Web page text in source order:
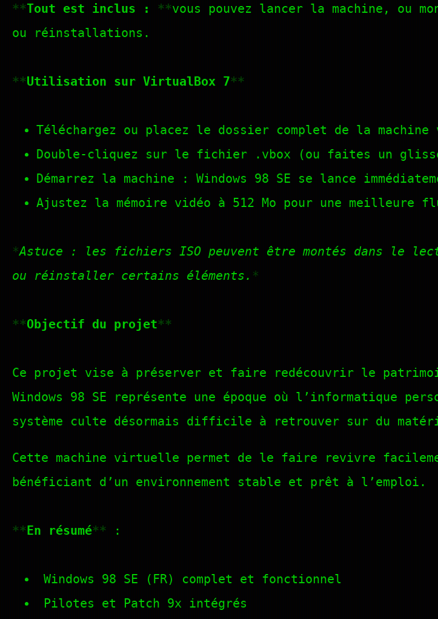
Tout est inclus :
vous pouvez lancer la machine, ou
ou réinstallations.
Utilisation sur VirtualBox 7
Téléchargez ou placez le dossier complet de la
Double-cliquez sur le fichier .vbox (ou faites un
Démarrez la machine : Windows 98 SE se lance
Ajustez la mémoire vidéo à 512 Mo pour une meilleure
Astuce : les fichiers ISO peuvent être montés dans le
ou réinstaller certains éléments.
Objectif du projet
Ce projet vise à préserver et faire redécouvrir le
Windows 98 SE représente une époque où l’informatique
système culte désormais difficile à retrouver sur du
Cette machine virtuelle permet de le faire revivre
bénéficiant d’un environnement stable et prêt à l’emploi.
En résumé :
Windows 98 SE (FR) complet et fonctionnel
Pilotes et Patch 9x intégrés